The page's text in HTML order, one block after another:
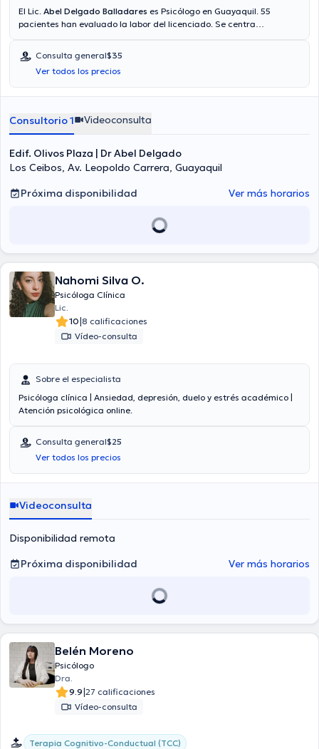
El Lic. Abel Delgado Balladares es Psicólogo en Guayaquil. 55
pacientes han evaluado la labor del licenciado. Se centra
podrá obtener una cita vía video-consulta. El especialista acepta
pacientes con las siguientes aseguradoras: Consulta privada, Vía
reembolso con cualquier aseguradora. El precio de la consulta con
el licenciado Abel Delgado Balladares es de $35. En su consultorio
Consulta general$35
Ver todos los precios
Consultorio 1 Videoconsulta
Edif. Olivos Plaza | Dr Abel Delgado
Los Ceibos, Av. Leopoldo Carrera, Guayaquil
Próxima disponibilidad
Ver más horarios
Nahomi Silva O.
Psicóloga Clínica
Lic.
10|8 calificaciones
Vídeo-consulta
Sobre el especialista
Psicóloga clínica | Ansiedad, depresión, duelo y estrés académico |
Atención psicológica online.
Consulta general$25
Ver todos los precios
Videoconsulta
Disponibilidad remota
Próxima disponibilidad
Ver más horarios
Belén Moreno
Psicólogo
Dra.
9.9|27 calificaciones
Vídeo-consulta
Terapia Cognitivo-Conductual (TCC)